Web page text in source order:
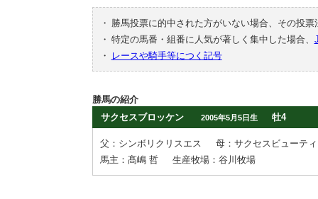
・
勝馬投票に的中された方がいない場合、その投
・ 特定の馬番・組番に人気が著しく集中した場合、
・
レースや騎手等につく記号
勝馬の紹介
サクセスブロッケン
2005年5月5日生 牡4
父：シンボリクリスエス
母：サクセスビューティ
馬主：髙嶋 哲
生産牧場：谷川牧場